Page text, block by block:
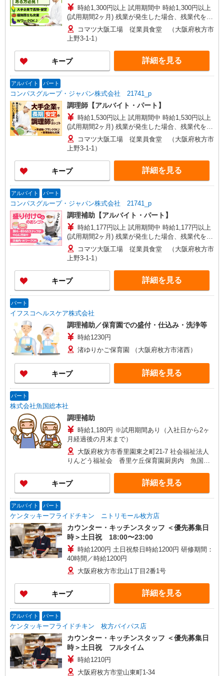
時給1,300円以上 試用期間中 時給1,300円以上
(試用期間2ヶ月) 残業が発生した場合、残業代を1
分単位で別途支給します。
コマツ大阪工場 従業員食堂 （大阪府枚方市
上野3-1-1）
キープ 詳細を見る
アルバイト パート
コンパスグループ・ジャパン株式会社 21741_p
調理師【アルバイト・パート】
時給1,530円以上 試用期間中 時給1,530円以上
(試用期間2ヶ月) 残業が発生した場合、残業代を1
分単位で別途支給します。
コマツ大阪工場 従業員食堂 （大阪府枚方市
上野3-1-1）
キープ 詳細を見る
アルバイト パート
コンパスグループ・ジャパン株式会社 21741_p
調理補助【アルバイト・パート】
時給1,177円以上 試用期間中 時給1,177円以上
(試用期間2ヶ月) 残業が発生した場合、残業代を1
分単位で別途支給します。
コマツ大阪工場 従業員食堂 （大阪府枚方市
上野3-1-1）
キープ 詳細を見る
パート
イフスコヘルスケア株式会社
調理補助／保育園での盛付・仕込み・洗浄等
時給1230円
渚ゆりかご保育園 （大阪府枚方市渚西）
キープ 詳細を見る
パート
株式会社魚国総本社
調理補助
時給1,180円 ※試用期間あり（入社日から2ヶ
月経過後の月末まで）
大阪府枚方市香里園東之町21-7 社会福祉法人
りんどう福祉会 香里ケ丘保育園厨房内 魚国総
キープ 詳細を見る
アルバイト パート
ケンタッキーフライドチキン ニトリモール枚方店
カウンター・キッチンスタッフ ＜優先募集日
時＞土日祝 18:00〜23:00
時給1200円 土日祝祭日時給1200円 研修期間：
40時間／時給1200円
大阪府枚方市北山1丁目2番1号
キープ 詳細を見る
アルバイト パート
ケンタッキーフライドチキン 枚方バイパス店
カウンター・キッチンスタッフ ＜優先募集日
時＞土日祝 フルタイム
時給1210円
大阪府枚方市堂山東町1-34